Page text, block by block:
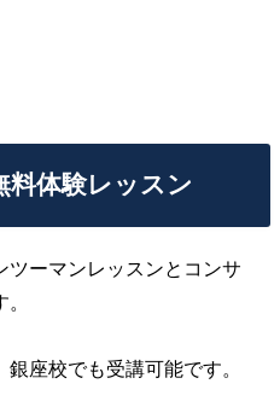
料体験レッスン
ツーマンレッスンとコンサ
座校でも受講可能です。